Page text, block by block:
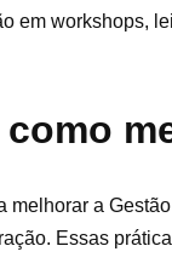
em workshops,
melhorar a
Essas